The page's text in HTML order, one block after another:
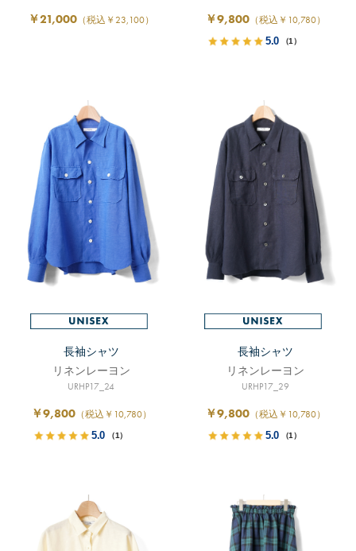
￥21,000 （税込￥23,100） ￥9,800（税込￥10,780）
5.0 （1）
長袖シャツ
リネンレーヨン
URHP17_24
￥9,800（税込￥10,780）
5.0 （1）
長袖シャツ
リネンレーヨン
URHP17_29
￥9,800（税込￥10,780）
5.0 （1）